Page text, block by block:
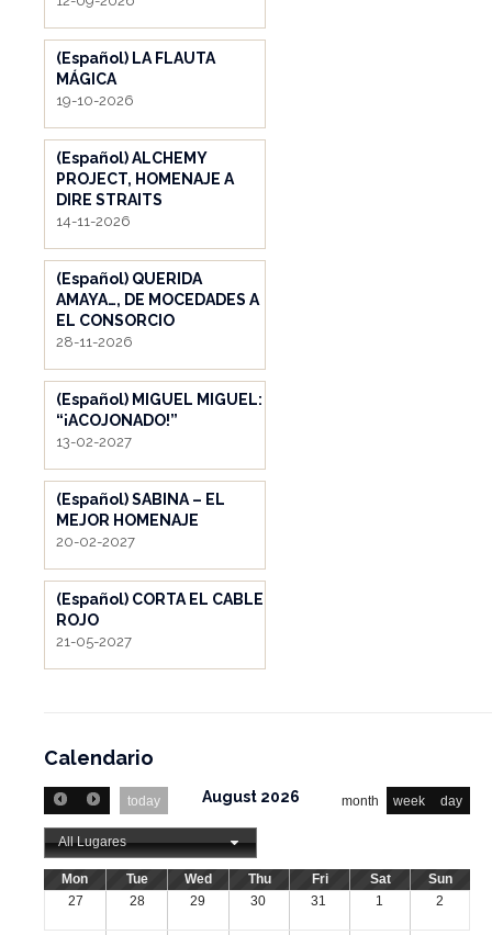
(Español) LA FLAUTA
MÁGICA
19-10-2026
(Español) ALCHEMY
PROJECT, HOMENAJE A
DIRE STRAITS
14-11-2026
(Español) QUERIDA
AMAYA…, DE MOCEDADES A
EL CONSORCIO
28-11-2026
(Español) MIGUEL MIGUEL:
“¡ACOJONADO!”
13-02-2027
(Español) SABINA – EL
MEJOR HOMENAJE
20-02-2027
(Español) CORTA EL CABLE
ROJO
21-05-2027
Calendario
today month week day
August 2026
All Lugares
Mon Tue Wed Thu Fri Sat
Sun
27
28 29 30 31 1 2